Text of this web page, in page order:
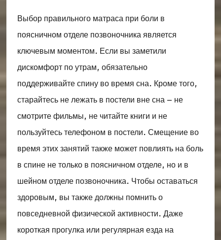
Выбор правильного матраса при боли в
поясничном отделе позвоночника является
ключевым моментом. Если вы заметили
дискомфорт по утрам, обязательно
поддерживайте спину во время сна. Кроме того,
старайтесь не лежать в постели вне сна – не
смотрите фильмы, не читайте книги и не
пользуйтесь телефоном в постели. Смещение во
время этих занятий также может повлиять на боль
в спине не только в поясничном отделе, но и в
шейном отделе позвоночника. Чтобы оставаться
здоровым, вы также должны помнить о
повседневной физической активности. Даже
короткая прогулка или регулярная езда на